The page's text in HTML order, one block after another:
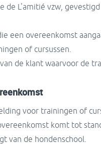
de L'amitié vzw,
een overeenkomst
of cursussen.
de klant waarvoor de
voor trainingen of
komt tot
van de hondenschool.